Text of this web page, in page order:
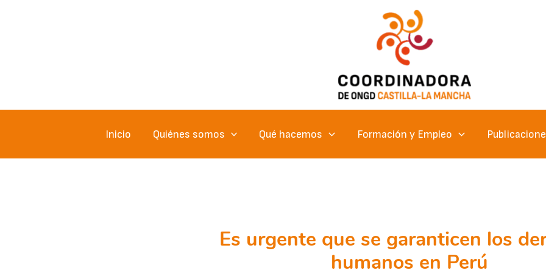
Inicio Quiénes somos Qué hacemos Formación y Empleo
Es urgente que se garanticen los
humanos en Perú